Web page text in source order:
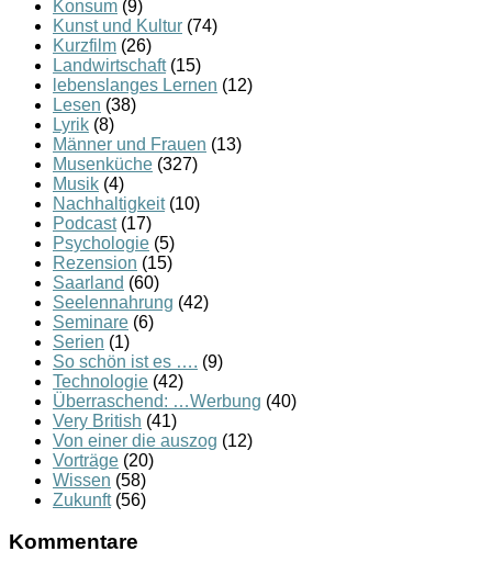
Konsum (9)
Kunst und Kultur (74)
Kurzfilm (26)
Landwirtschaft(15)
lebenslanges Lernen (12)
Lesen (38)
Lyrik (8)
Männer und Frauen (13)
Musenküche (327)
Musik (4)
Nachhaltigkeit(10)
Podcast(17)
Psychologie (5)
Rezension (15)
Saarland (60)
Seelennahrung (42)
Seminare (6)
Serien (1)
So schön ist es …. (9)
Technologie (42)
Überraschend: …Werbung (40)
Very British (41)
Von einer die auszog (12)
Vorträge (20)
Wissen (58)
Zukunft(56)
Kommentare